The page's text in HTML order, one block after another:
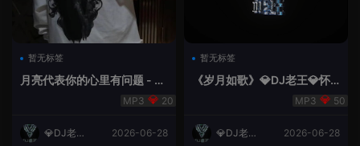
暂无标签
月亮代表你的心里有问题 - 小
20
💎DJ老王
2026-06-28
暂无标签
《岁月如歌》💎DJ老王💎怀
50
💎DJ老王
2026-06-28